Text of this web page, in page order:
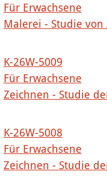
Für Erwachsene
Malerei - Studie
K-26W-5009
Für Erwachsene
Zeichnen - Studie
K-26W-5008
Für Erwachsene
Zeichnen - Studie